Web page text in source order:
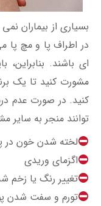
بسیاری از بیماران
در اطراف پا و مچ پا
ای باشند.
مشورت کنید تا یک
کنید. در صورت عدم
توانند منجر به سایر
لخته شدن خون در
اگزمای وریدی
تغییر رنگ یا
تورم و سفت شدن